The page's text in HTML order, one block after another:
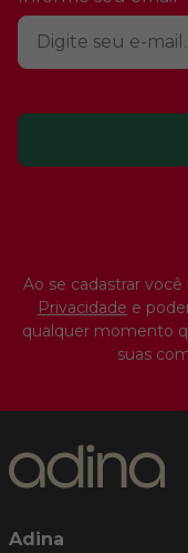
Informe seu email
Ao se cadastrar
Privacidadee
qualquer momento